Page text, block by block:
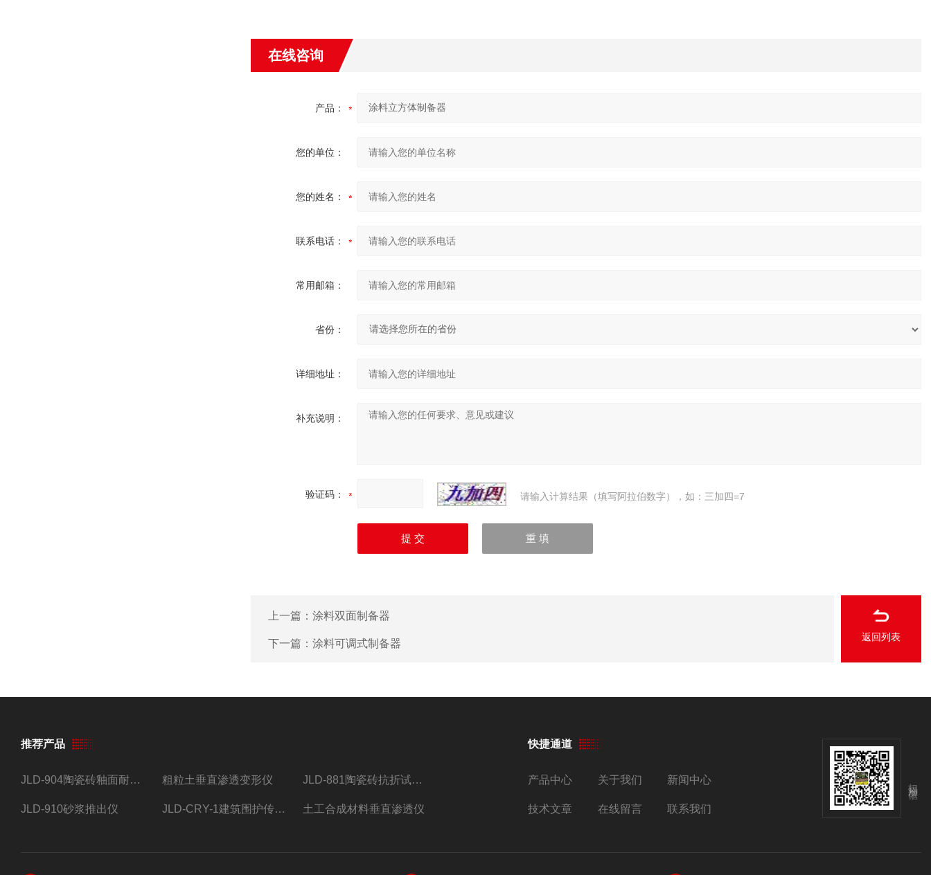
在线咨询
产品：
您的单位：
您的姓名：
联系电话：
常用邮箱：
省份：
详细地址：
补充说明：
验证码： 请输入计算结果（填写阿拉伯数字），如：三加四=7
上一篇： 涂料双面制备器
下一篇： 涂料可调式制备器
返回列表
推荐产品
JLD-904陶瓷砖釉面耐磨试验仪 粗粒土垂直渗透变形仪 JLD-881陶瓷砖抗折试验机仪器
JLD-910砂浆推出仪 JLD-CRY-1建筑围护传热系数现场检测仪仪器 土工合成材料垂直渗透仪
快捷通道
产品中心 关于我们 新闻中心
技术文章 在线留言 联系我们